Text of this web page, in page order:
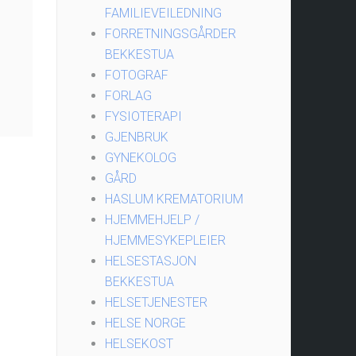
FAMILIEVEILEDNING
FORRETNINGSGÅRDER
BEKKESTUA
FOTOGRAF
FORLAG
FYSIOTERAPI
GJENBRUK
GYNEKOLOG
GÅRD
HASLUM KREMATORIUM
HJEMMEHJELP /
HJEMMESYKEPLEIER
HELSESTASJON
BEKKESTUA
HELSETJENESTER
HELSE NORGE
HELSEKOST